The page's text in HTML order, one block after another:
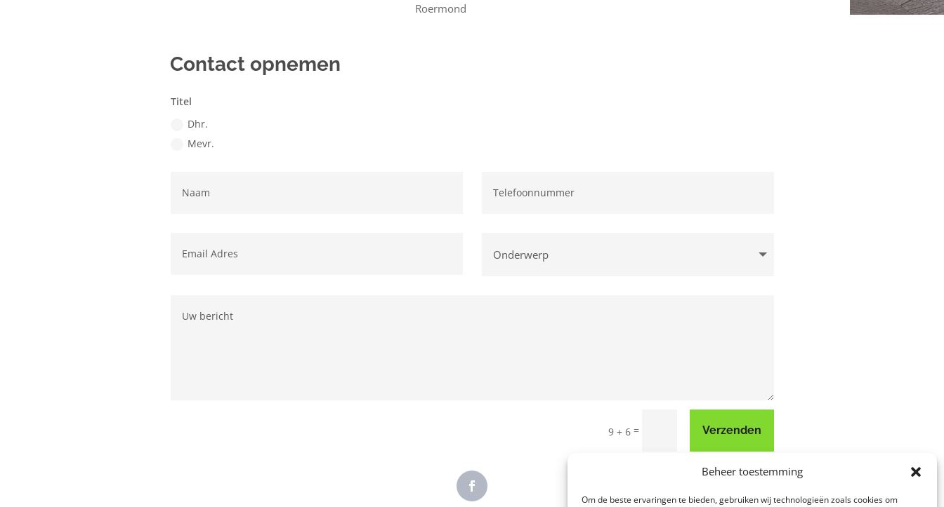
Beheer toestemming
Om de beste ervaringen te bieden, gebruiken wij technologieën zoals cookies om
Roermond
Contact opnemen
Titel
Dhr.
Mevr.
9 + 6 = Verzenden